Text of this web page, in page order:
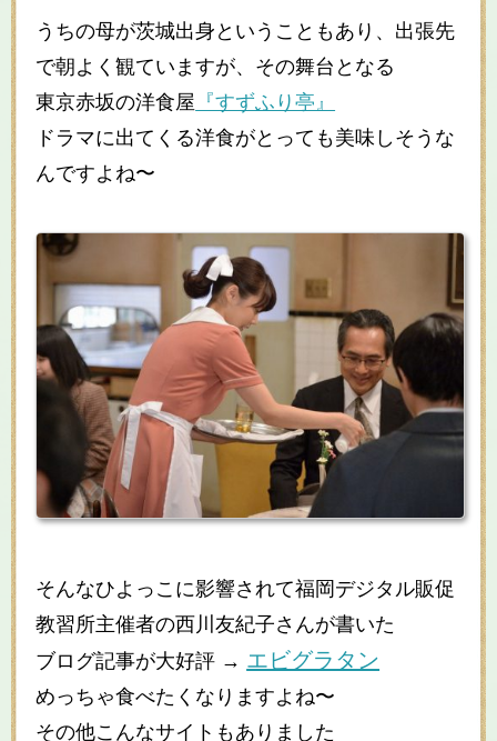
うちの母が茨城出身ということもあり、出張先
で朝よく観ていますが、その舞台となる
東京赤坂の洋食屋 『すずふり亭』
ドラマに出てくる洋食がとっても美味しそうな
んですよね〜
そんなひよっこに影響されて福岡デジタル販促
教習所主催者の西川友紀子さんが書いた
ブログ記事が大好評 → エビグラタン
めっちゃ食べたくなりますよね〜
その他こんなサイトもありました